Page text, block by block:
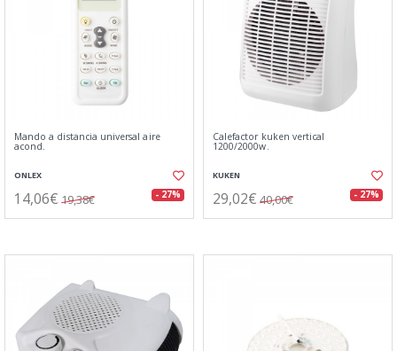
Mando a distancia universal aire
acond.
ONLEX
14,06€ 19,38€ - 27%
Calefactor kuken vertical
1200/2000w.
KUKEN
29,02€ 40,00€ - 27%